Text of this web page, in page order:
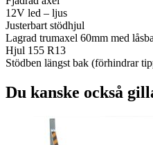
12V led – ljus
Justerbart stödhjul
Lagrad trumaxel 60mm med
Hjul 155 R13
Stödben längst bak (förhindrar
Du kanske också